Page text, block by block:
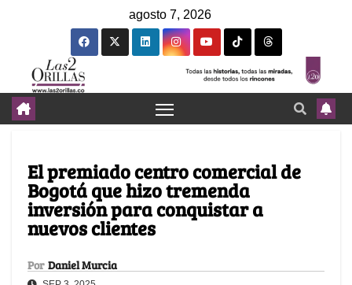
agosto 7, 2026
El premiado centro comercial de
Bogotá que hizo tremenda
inversión para conquistar a
nuevos clientes
Por Daniel Murcia